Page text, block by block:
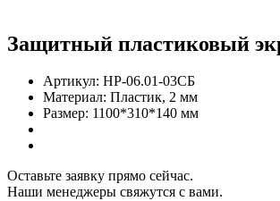
Защитный пластиковый
Артикул: НР-06.01-03СБ
Материал: Пластик, 2 мм
Размер: 1100*310*140 мм
Оставьте заявку прямо сейчас.
Наши менеджеры свяжутся с вами.